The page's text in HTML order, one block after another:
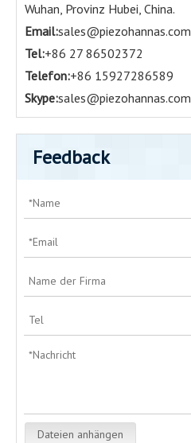
Wuhan, Provinz Hubei, China.
Email:sales@piezohannas.com
Tel:+86 27 86502372
Telefon:+86 15927286589
Skype:sales@piezohannas.com
Feedback
Dateien anhängen